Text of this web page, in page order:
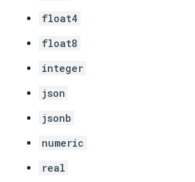
float4
float8
integer
json
jsonb
numeric
real